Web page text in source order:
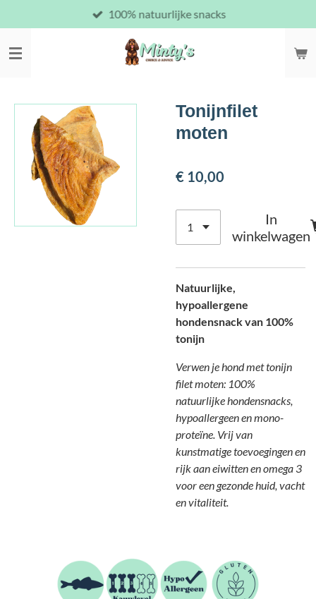
direct
naar
100% natuurlijke snacks
Tonijnfilet
moten
€ 10,00
In
winkelwagen
Natuurlijke,
hypoallergene
hondensnack van 100%
tonijn
Verwen je hond met tonijn
filet moten: 100%
natuurlijke hondensnacks,
hypoallergeen en mono-
proteïne. Vrij van
kunstmatige toevoegingen en
rijk aan eiwitten en omega 3
voor een gezonde huid, vacht
en vitaliteit.